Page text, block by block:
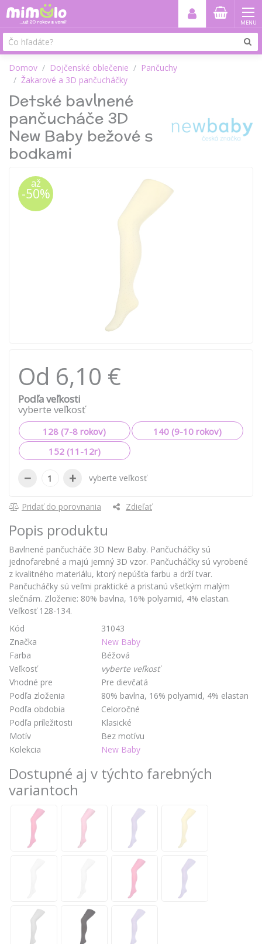
MENU
Domov Dojčenské oblečenie
Pančuchy
Žakarové a 3D pančucháčky
Detské bavlnené
pančucháče 3D
New Baby bežové s
bodkami
až
-50%
Od 6,10 €
Podľa veľkosti
vyberte veľkosť
128 (7-8 rokov)
140 (9-10 rokov)
152 (11-12r)
− + vyberte veľkosť
Pridať do porovnania Zdieľať
Popis produktu
Bavlnené pančucháče 3D New Baby. Pančucháčky sú
jednofarebné a majú jemný 3D vzor. Pančucháčky sú vyrobené
z kvalitného materiálu, ktorý nepúšťa farbu a drží tvar.
Pančucháčky sú veľmi praktické a pristanú všetkým malým
slečnám. Zloženie: 80% bavlna, 16% polyamid, 4% elastan.
Veľkosť 128-134.
Kód
31043
Značka
New Baby
Farba
Béžová
Veľkosť
vyberte veľkosť
Vhodné pre
Pre dievčatá
Podľa zloženia
80% bavlna, 16% polyamid, 4% elastan
Podľa obdobia
Celoročné
Podľa príležitosti
Klasické
Motív
Bez motívu
Kolekcia
New Baby
Dostupné aj v týchto farebných
variantoch